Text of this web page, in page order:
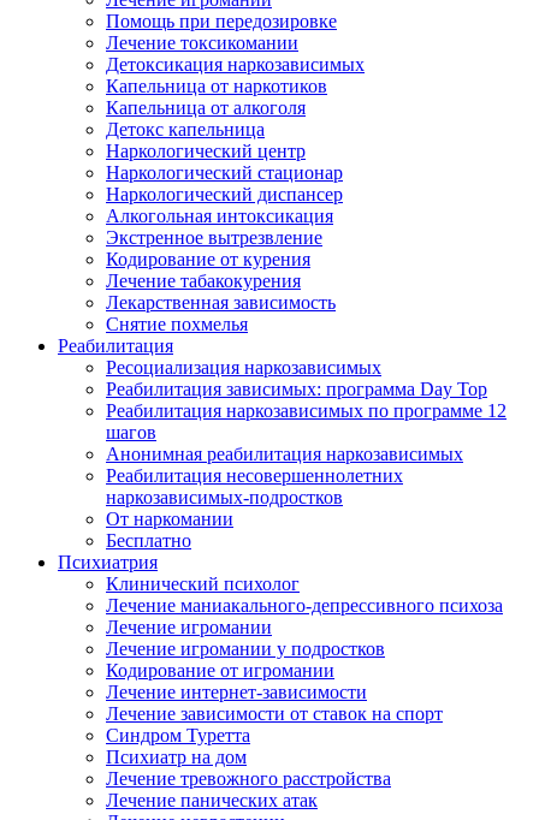
Помощь при передозировке
Лечение токсикомании
Детоксикация наркозависимых
Капельница от наркотиков
Капельница от алкоголя
Детокс капельница
Наркологический центр
Наркологический стационар
Наркологический диспансер
Алкогольная интоксикация
Экстренное вытрезвление
Кодирование от курения
Лечение табакокурения
Лекарственная зависимость
Снятие похмелья
Реабилитация
Ресоциализация наркозависимых
Реабилитация зависимых: программа Day Top
Реабилитация наркозависимых по программе 12
шагов
Анонимная реабилитация наркозависимых
Реабилитация несовершеннолетних
наркозависимых-подростков
От наркомании
Бесплатно
Психиатрия
Клинический психолог
Лечение маниакального-депрессивного психоза
Лечение игромании
Лечение игромании у подростков
Кодирование от игромании
Лечение интернет-зависимости
Лечение зависимости от ставок на спорт
Синдром Туретта
Психиатр на дом
Лечение тревожного расстройства
Лечение панических атак